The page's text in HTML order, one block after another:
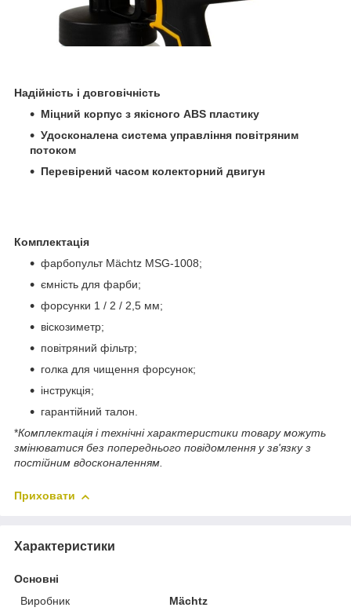
Надійність і довговічність
Міцний корпус з якісного ABS пластику
Удосконалена система управління повітряним
потоком
Перевірений часом колекторний двигун
Комплектація
фарбопульт Mächtz MSG-1008;
ємність для фарби;
форсунки 1 / 2 / 2,5 мм;
віскозиметр;
повітряний фільтр;
голка для чищення форсунок;
інструкція;
гарантійний талон.
*Комплектація і технічні характеристики товару можуть
змінюватися без попереднього повідомлення у зв'язку з
постійним вдосконаленням.
Приховати
Характеристики
Основні
Виробник
Mächtz